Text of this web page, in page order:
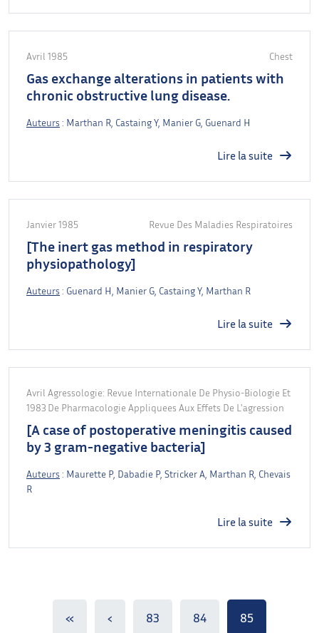
Avril 1985 Chest
Gas exchange alterations in patients with
chronic obstructive lung disease.
Auteurs : Marthan R, Castaing Y, Manier G, Guenard H
Lire la suite
Janvier 1985 Revue Des Maladies Respiratoires
[The inert gas method in respiratory
physiopathology]
Auteurs : Guenard H, Manier G, Castaing Y, Marthan R
Lire la suite
Avril
1983
Agressologie: Revue Internationale De Physio-Biologie Et
De Pharmacologie Appliquees Aux Effets De L'agression
[A case of postoperative meningitis caused
by 3 gram-negative bacteria]
Auteurs : Maurette P, Dabadie P, Stricker A, Marthan R, Chevais
R
Lire la suite
« ‹ Pages
83 Pages
84 Page actuelle
85